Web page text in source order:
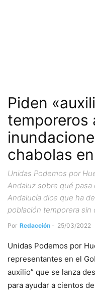
Piden
temporeros
chabolas
Unidas Podemos por
Andaluz sobre qué
Andalucía dice que ha
población temporera sin
Por Redacción - 25/03/2022
Unidas Podemos por
representantes en el
auxilio” que se lanza
para ayudar a cientos